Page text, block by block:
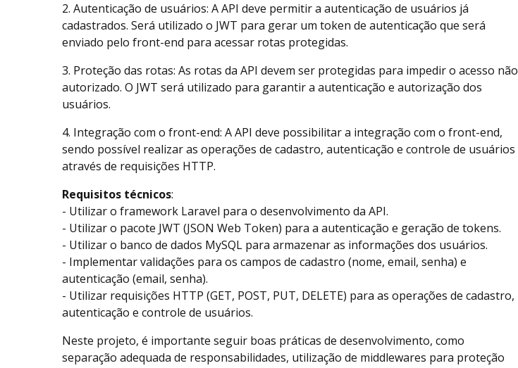
2. Autenticação de usuários: A API deve permitir a autenticação de usuários já
cadastrados. Será utilizado o JWT para gerar um token de autenticação que será
enviado pelo front-end para acessar rotas protegidas.
3. Proteção das rotas: As rotas da API devem ser protegidas para impedir o acesso não
autorizado. O JWT será utilizado para garantir a autenticação e autorização dos
usuários.
4. Integração com o front-end: A API deve possibilitar a integração com o front-end,
sendo possível realizar as operações de cadastro, autenticação e controle de usuários
através de requisições HTTP.
Requisitos técnicos:
- Utilizar o framework Laravel para o desenvolvimento da API.
- Utilizar o pacote JWT (JSON Web Token) para a autenticação e geração de tokens.
- Utilizar o banco de dados MySQL para armazenar as informações dos usuários.
- Implementar validações para os campos de cadastro (nome, email, senha) e
autenticação (email, senha).
- Utilizar requisições HTTP (GET, POST, PUT, DELETE) para as operações de cadastro,
autenticação e controle de usuários.
Neste projeto, é importante seguir boas práticas de desenvolvimento, como
separação adequada de responsabilidades, utilização de middlewares para proteção